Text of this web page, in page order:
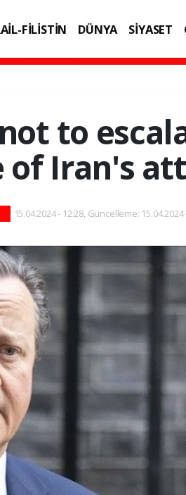
FİLİSTİN DÜNYA SİYASET
to
of Iran's
15.04.2024 - 12:28, Güncelleme: 15.04.2024